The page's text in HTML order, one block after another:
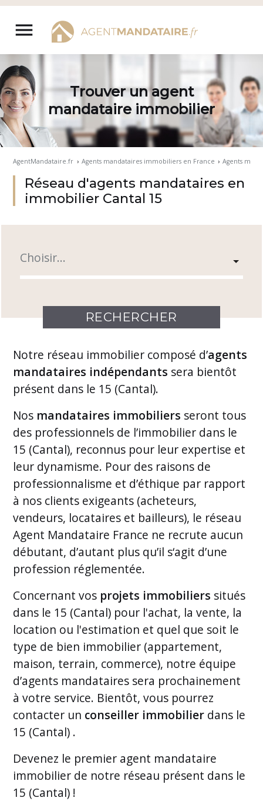
Aller
contenu
menu
Trouver un agent
mandataire immobilier
AgentMandataire.fr › Agents mandataires immobiliers en France › Agents
Réseau d'agents mandataires en
immobilier Cantal 15
Notre réseau immobilier composé d’agents
mandataires indépendants sera bientôt
présent dans le 15 (Cantal).
Nos mandataires immobiliers seront tous
des professionnels de l’immobilier dans le
15 (Cantal), reconnus pour leur expertise et
leur dynamisme. Pour des raisons de
professionnalisme et d’éthique par rapport
à nos clients exigeants (acheteurs,
vendeurs, locataires et bailleurs), le réseau
Agent Mandataire France ne recrute aucun
débutant, d’autant plus qu’il s‘agit d’une
profession réglementée.
Concernant vos projets immobiliers situés
dans le 15 (Cantal) pour l'achat, la vente, la
location ou l'estimation et quel que soit le
type de bien immobilier (appartement,
maison, terrain, commerce), notre équipe
d’agents mandataires sera prochainement
à votre service. Bientôt, vous pourrez
contacter un conseiller immobilier dans le
15 (Cantal) .
Devenez le premier agent mandataire
immobilier de notre réseau présent dans le
15 (Cantal) !